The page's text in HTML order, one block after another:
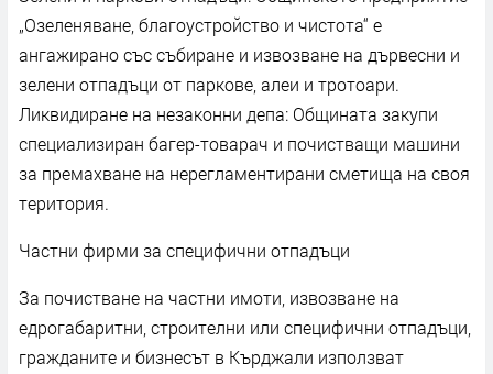
„Озеленяване, благоустройство и чистота“ е
ангажирано със събиране и извозване на дървесни и
зелени отпадъци от паркове, алеи и тротоари.
Ликвидиране на незаконни депа: Общината закупи
специализиран багер-товарач и почистващи машини
за премахване на нерегламентирани сметища на своя
територия.
Частни фирми за специфични отпадъци
За почистване на частни имоти, извозване на
едрогабаритни, строителни или специфични отпадъци,
гражданите и бизнесът в Кърджали използват